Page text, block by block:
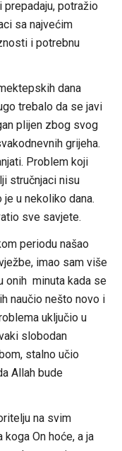
potražio
sa najvećim
i potrebnu
dana
trebalo da se javi
plijen zbog svog
grijeha.
Problem koji
stručnjaci nisu
u nekoliko dana.
sve savjete.
periodu našao
imao sam više
onih minuta kada se
naučio nešto novo i
uključio u
slobodan
stalno učio
Allah bude
na svim
On hoće, a ja